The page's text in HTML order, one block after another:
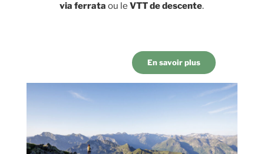
via ferrata ou leVTT de descente.
En savoir plus